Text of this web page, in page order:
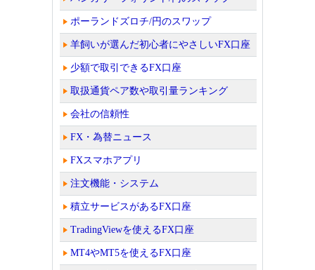
ポーランドズロチ/円のスワップ
羊飼いが選んだ初心者にやさしいFX口座
少額で取引できるFX口座
取扱通貨ペア数や取引量ランキング
会社の信頼性
FX・為替ニュース
FXスマホアプリ
注文機能・システム
積立サービスがあるFX口座
TradingViewを使えるFX口座
MT4やMT5を使えるFX口座